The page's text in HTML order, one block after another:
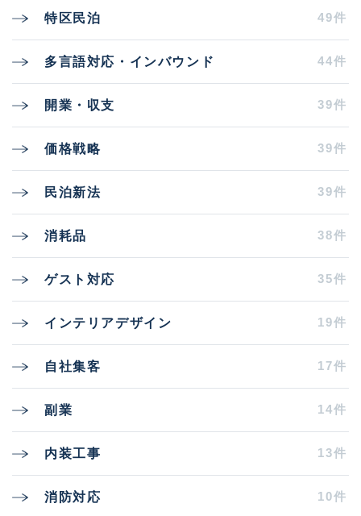
特区民泊 49件
多言語対応・インバウンド 44件
開業・収支 39件
価格戦略 39件
民泊新法 39件
消耗品 38件
ゲスト対応 35件
インテリアデザイン 19件
自社集客 17件
副業 14件
内装工事 13件
消防対応 10件